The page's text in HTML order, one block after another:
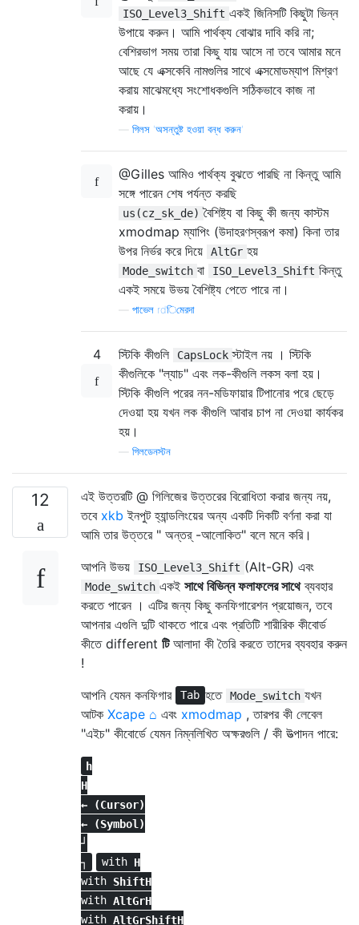
ISO_Level3_Shift একই জিনিসটি কিছুটা ভিন্ন
উপায়ে করুন। আমি পার্থক্য বোঝার দাবি করি না;
বেশিরভাগ সময় তারা কিছু যায় আসে না তবে আমার মনে
আছে যে এক্সকেবি নামগুলির সাথে এক্সমোডম্যাপ মিশ্রণ
করায় মাঝেমধ্যে সংশোধকগুলি সঠিকভাবে কাজ না
করায়।
গিলস 'অসন্তুষ্ট হওয়া বন্ধ করুন'
@Gilles আমিও পার্থক্য বুঝতে পারছি না কিন্তু আমি
সঙ্গে পারেন শেষ পর্যন্ত করছি
us(cz_sk_de) বৈশিষ্ট্য বা কিছু কী জন্য কাস্টম
xmodmap ম্যাপিং (উদাহরণস্বরূপ কমা) কিনা তার
উপর নির্ভর করে দিয়ে
AltGr হয়
Mode_switch বা ISO_Level3_Shift কিন্তু
একই সময়ে উভয় বৈশিষ্ট্য পেতে পারে না।
পাভেল rdিমেরদা
4 স্টিকি কীগুলি CapsLock স্টাইল নয় । স্টিকি
কীগুলিকে "ল্যাচ" এবং লক-কীগুলি লকস বলা হয়।
স্টিকি কীগুলি পরের নন-মডিফায়ার টিপানোর পরে ছেড়ে
দেওয়া হয় যখন লক কীগুলি আবার চাপ না দেওয়া কার্যকর
হয়।
গিলডেনস্টন
12
এই উত্তরটি @ গিলিজের উত্তরের বিরোধিতা করার জন্য নয়,
তবে xkb ইনপুট হ্যান্ডলিংয়ের অন্য একটি দিকটি বর্ণনা করা যা
আমি তার উত্তরে " অন্তর্ -আলোকিত" বলে মনে করি।
আপনি উভয়
ISO_Level3_Shift (Alt-GR) এবং
Mode_switch একই সাথে বিভিন্ন ফলাফলের সাথেব্যবহার
করতে পারেন । এটির জন্য কিছু কনফিগারেশন প্রয়োজন, তবে
আপনার এগুলি দুটি থাকতে পারে এবং প্রতিটি শারীরিক কীবোর্ড
কীতে different টিআলাদা কী তৈরি করতে তাদের ব্যবহার করুন
!
আপনি যেমন কনফিগার
Tab হতে Mode_switch যখন
আটক Xcape ⌂ এবং xmodmap , তারপর কী লেবেল
"এইচ" কীবোর্ডে যেমন নিম্নলিখিত অক্ষরগুলি / কী উত্পাদন পারে:
h
H
← (Cursor)
← (Symbol)
┘
┐
with H
with ShiftH
with AltGrH
with AltGrShiftH